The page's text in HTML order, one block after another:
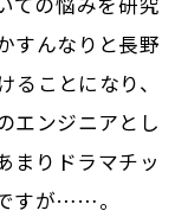
すんなりと長野
ことになり、
エンジニアとし
まりドラマチッ
すが……。